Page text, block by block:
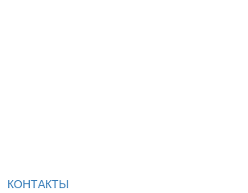
КОНТАКТЫ